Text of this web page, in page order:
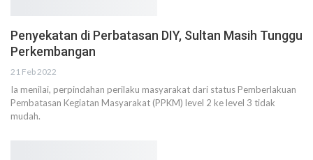
Penyekatan di Perbatasan DIY, Sultan Masih Tunggu
Perkembangan
21 Feb 2022
Ia menilai, perpindahan perilaku masyarakat dari status Pemberlakuan
Pembatasan Kegiatan Masyarakat (PPKM) level 2 ke level 3 tidak
mudah.